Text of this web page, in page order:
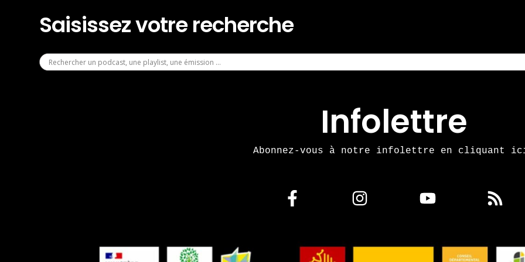
Saisissez votre recherche
Infolettre
Abonnez-vous à notre infolettre en cliquant